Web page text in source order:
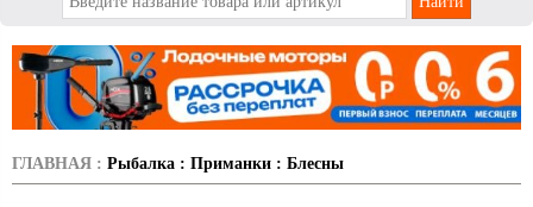
ГЛАВНАЯ : Рыбалка : Приманки : Блесны